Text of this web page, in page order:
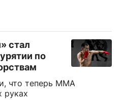
стал
по
что теперь ММА
руках